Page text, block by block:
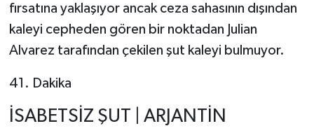
fırsatına yaklaşıyor ancak ceza sahasının dışından
kaleyi cepheden gören bir noktadan Julian
Alvarez tarafından çekilen şut kaleyi bulmuyor.
41. Dakika
İSABETSİZ ŞUT | ARJANTİN